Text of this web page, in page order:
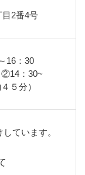
2番4号
～ 16 ： 30
②14 ： 30~
５分）
ています。